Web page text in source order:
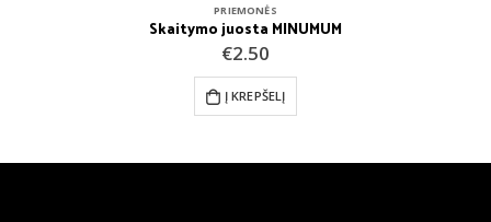
PRIEMONĖS
Skaitymo juosta MINUMUM
€2.50
Į KREPŠELĮ